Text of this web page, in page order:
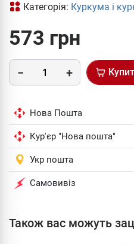
Категорія: Куркума і
573 грн
Нова Пошта
Кур'єр "Нова пошта"
Укр пошта
Самовивіз
Також вас можуть